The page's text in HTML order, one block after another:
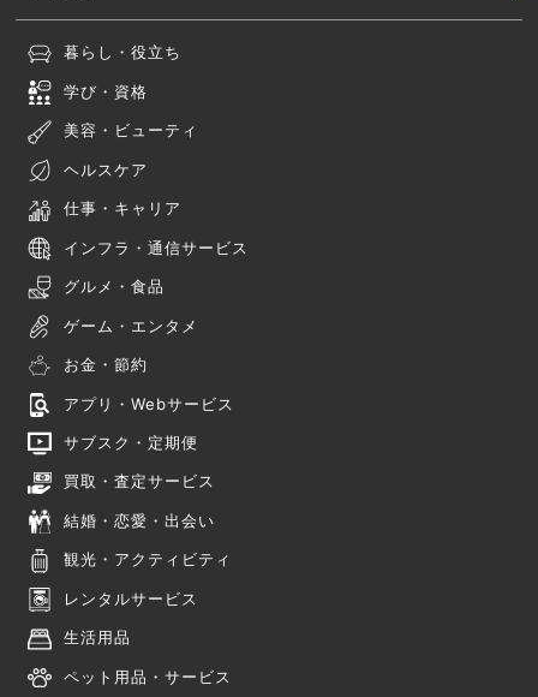
暮らし・役立ち
学び・資格
美容・ビューティ
ヘルスケア
仕事・キャリア
インフラ・通信サービス
グルメ・食品
ゲーム・エンタメ
お金・節約
アプリ・Webサービス
サブスク・定期便
買取・査定サービス
結婚・恋愛・出会い
観光・アクティビティ
レンタルサービス
生活用品
ペット用品・サービス